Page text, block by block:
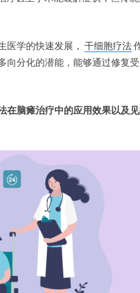
医学的快速发展， 干细胞疗法
向分化的潜能，能够通过修复
在脑瘫治疗中的应用效果以及